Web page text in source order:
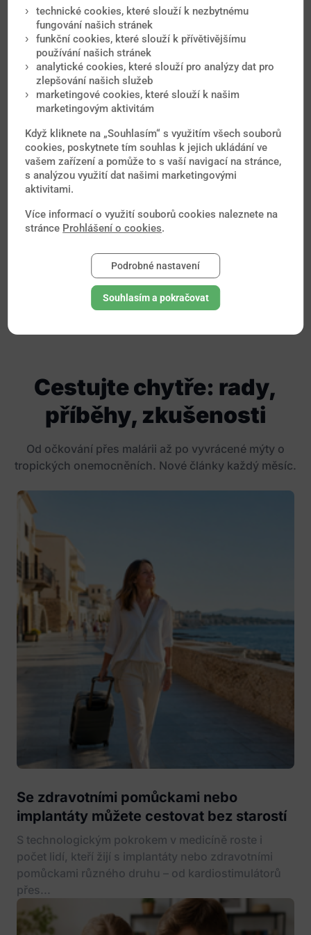
Vhodné na jednorázové soukromé i
služební cesty po Evropě i do světa až na
360 dní.
Jako jediné obsahuje také pojištění
odjezdu a narušení cesty.
Lze rozšířit o Storno cesty, Nouzové
situace, Zimní a rizikové sporty, Cesty
autem nebo letadlem a Domácí mazlíčci.
Spočítat pojištění
* Cena za dospělého 18-69 při 10denní cestě po Evropě
Cestujte chytře: rady,
příběhy, zkušenosti
Od očkování přes malárii až po vyvrácené mýty o
tropických onemocněních. Nové články každý měsíc.
Se zdravotními pomůckami nebo
implantáty můžete cestovat bez starostí
S technologickým pokrokem v medicíně roste i
počet lidí, kteří žijí s implantáty nebo zdravotními
pomůckami různého druhu – od kardiostimulátorů
přes...
technické cookies, které slouží k nezbytnému
fungování našich stránek
funkční cookies, které slouží k přívětivějšímu
používání našich stránek
analytické cookies, které slouží pro analýzy dat pro
zlepšování našich služeb
marketingové cookies, které slouží k našim
marketingovým aktivitám
Když kliknete na „Souhlasím“ s využitím všech souborů
cookies, poskytnete tím souhlas k jejich ukládání ve
vašem zařízení a pomůže to s vaší navigací na stránce,
s analýzou využití dat našimi marketingovými
aktivitami.
Více informací o využití souborů cookies naleznete na
stránce Prohlášení o cookies.
Podrobné nastavení
Souhlasím a pokračovat